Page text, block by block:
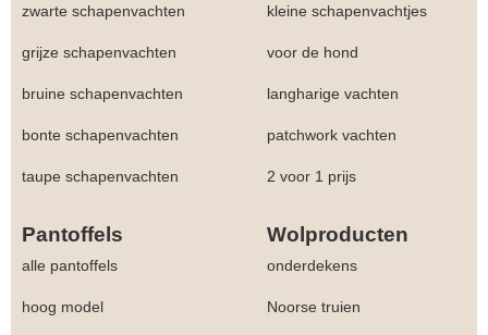
zwarte schapenvachten kleine schapenvachtjes
grijze schapenvachten voor de hond
bruine schapenvachten langharige vachten
bonte schapenvachten patchwork vachten
taupe schapenvachten 2 voor 1 prijs
Pantoffels Wolproducten
alle pantoffels onderdekens
hoog model Noorse truien